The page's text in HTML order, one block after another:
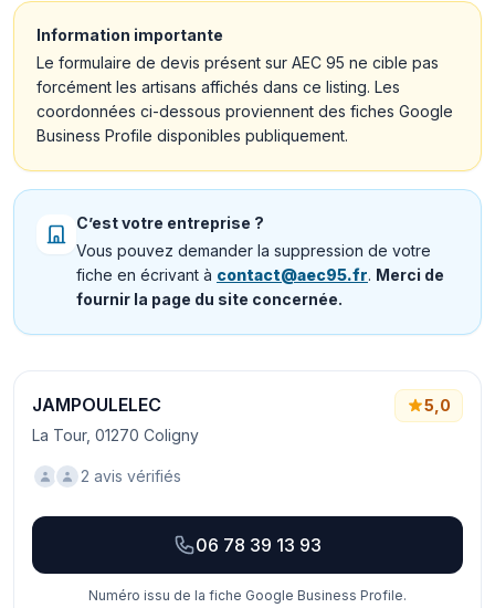
Information importante
Le formulaire de devis présent sur AEC 95 ne cible pas
forcément les artisans affichés dans ce listing. Les
coordonnées ci-dessous proviennent des fiches Google
Business Profile disponibles publiquement.
C’est votre entreprise ?
Vous pouvez demander la suppression de votre
fiche en écrivant à contact@aec95.fr. Merci de
fournir la page du site concernée.
JAMPOULELEC
La Tour, 01270 Coligny
5,0
2 avis vérifiés
06 78 39 13 93
Numéro issu de la fiche Google Business Profile.